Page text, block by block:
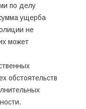
по делу
ущерба
не
может
обстоятельств